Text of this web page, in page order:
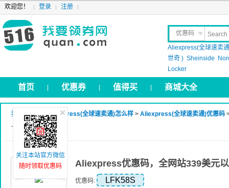
欢迎您！ 登录 注册
优惠码
晒 单
Aliexpress(全球速卖
世奇 ) Sheinside
Locker
首页 优惠券 值得买 商城大全
我要领券网 >Aliexpress(全球速卖通)怎么样 > Aliexpress(全球速卖通)优惠码
上优惠58美元
Aliexpress优惠码，全网站339美元
优惠码: LFK58S
关注本站官方微信
随时领取优惠码